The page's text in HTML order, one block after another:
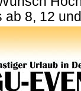
ab 8, 12